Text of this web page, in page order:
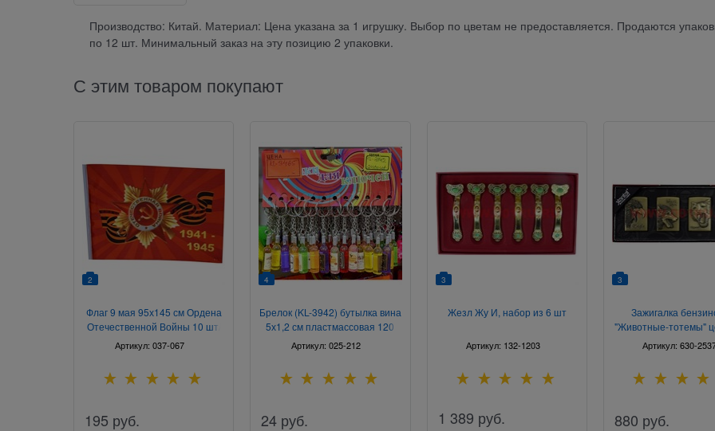
Производство: Китай. Материал: Цена указана за 1 игрушку. Выбор по цветам не предоставляется. Продаются
по 12 шт. Минимальный заказ на эту позицию 2 упаковки.
С этим товаром покупают
2
Флаг 9 мая 95х145 см Ордена
Отечественной Войны 10 шт/
бл
Артикул:037-067
195 руб.
4
Брелок (KL-3942) бутылка вина
5х1,2 см пластмассовая 120
шт/блок
Артикул:025-212
24 руб.
3
Жезл Жу И, набор из 6 шт
Артикул: 132-1203
1 389 руб.
3
Зажигалка
"Животные-тотемы"
штуки
Артикул: 630-
880 руб.